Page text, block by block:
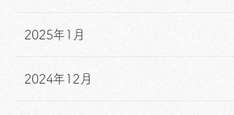
2025年1月
2024年12月